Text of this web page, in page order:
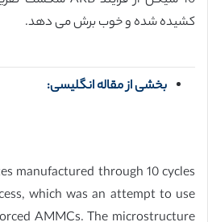
کشیده شده و خوب برش می دهد.
بخشی از مقاله انگلیسی:
manufactured through 10 cycles
which was an attempt to use